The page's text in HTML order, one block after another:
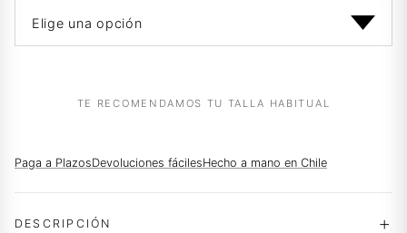
TE RECOMENDAMOS TU TALLA HABITUAL
Paga a PlazosDevoluciones fácilesHecho a mano en Chile
DESCRIPCIÓN